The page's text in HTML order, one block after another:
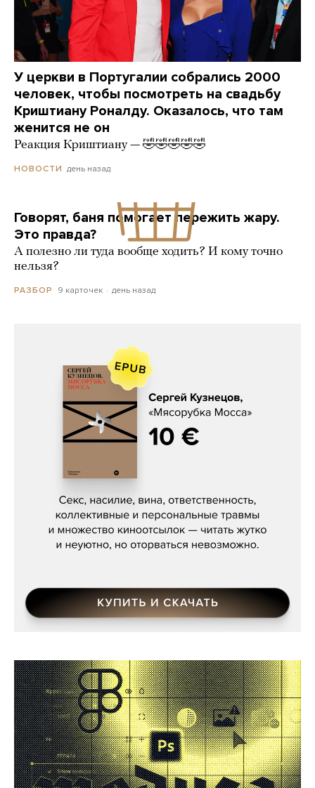
У церкви в Португалии собрались 2000
человек, чтобы посмотреть на свадьбу
Криштиану Роналду. Оказалось, что там
женится не он
Реакция Криштиану — 🤣🤣🤣🤣🤣
НОВОСТИ день назад
Говорят, баня помогает пережить жару.
Это правда?
А полезно ли туда вообще ходить? И кому точно
нельзя?
РАЗБОР 9 карточек день назад
Сергей Кузнецов, «Мясорубка